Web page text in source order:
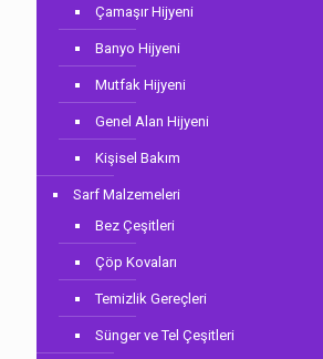
Çamaşır Hijyeni
Banyo Hijyeni
Mutfak Hijyeni
Genel Alan Hijyeni
Kişisel Bakım
Sarf Malzemeleri
Bez Çeşitleri
Çöp Kovaları
Temizlik Gereçleri
Sünger ve Tel Çeşitleri